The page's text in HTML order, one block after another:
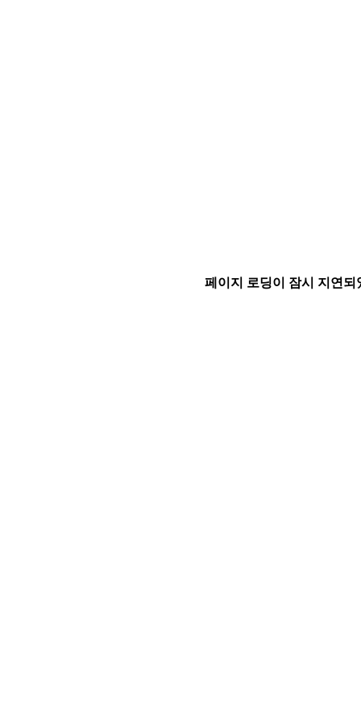
페이지 로딩이 잠시 지연